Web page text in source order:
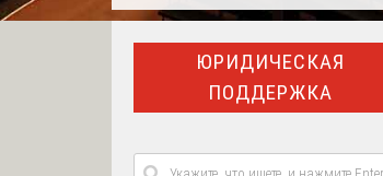
ЮРИДИЧЕСКАЯ
ПОДДЕРЖКА